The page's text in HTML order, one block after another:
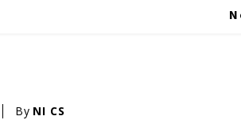
By NI CS